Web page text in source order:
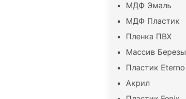
МДФ Эмаль
МДФ Пластик
Пленка ПВХ
Массив Березы
Пластик Eterno
Акрил